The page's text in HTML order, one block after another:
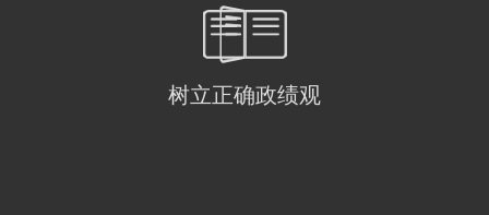
树立正确政绩观